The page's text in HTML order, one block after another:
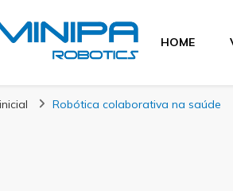
Minipa
HOME
Robótica colaborativa na saúde